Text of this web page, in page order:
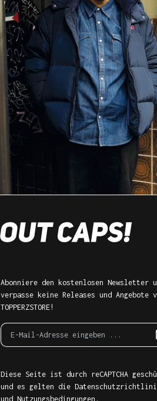
Abonniere den kostenlosen Newsletter
verpasse keine Releases und Angebote
TOPPERZSTORE!
Diese Seite ist durch reCAPTCHA
und es gelten die
und Nutzungsbedingungen .